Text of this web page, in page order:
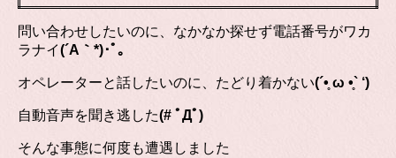
問い合わせしたいのに、なかなか探せず電話番号がワカ
ラナイ(´A｀*)･ﾟ｡
オペレーターと話したいのに、たどり着かない(´•̥ ω •̥` ‘)
自動音声を聞き逃した(# ﾟДﾟ)
そんな事態に何度も遭遇しました